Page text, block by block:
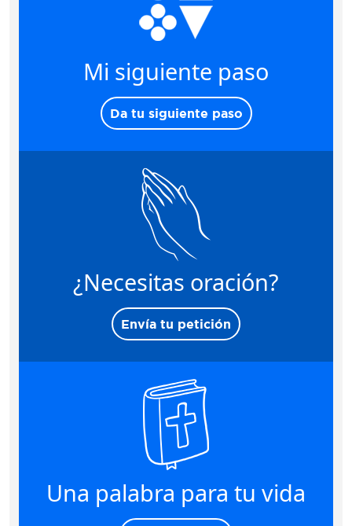
Mi siguiente paso
Da tu siguiente paso
¿Necesitas oración?
Envía tu petición
Una palabra para tu vida